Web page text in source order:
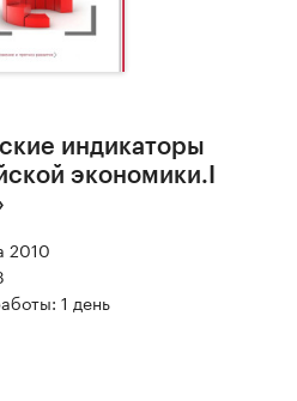
индикаторы
экономики.I
2010
1 день